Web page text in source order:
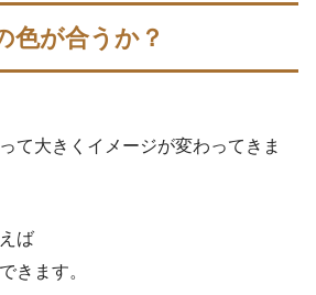
色が合うか？
て大きくイメージが変わってきま
ば
きます。